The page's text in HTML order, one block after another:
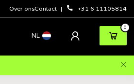
Over onsContact +31 6 11105814
NL
0